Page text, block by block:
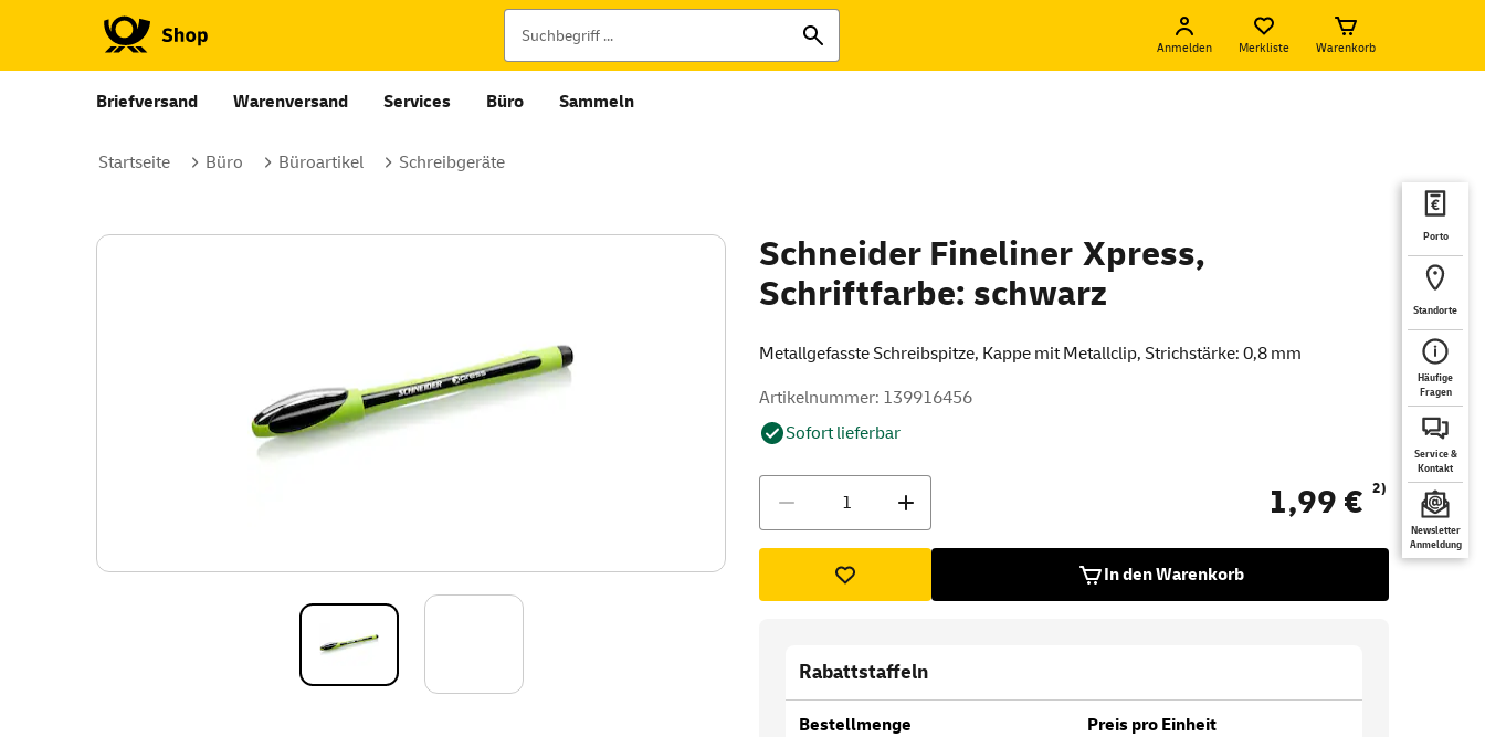
Anmelden Merkliste Warenkorb
Briefversand Warenversand Services Büro Sammeln
Porto
Standorte
Häufige
Fragen
Service &
Kontakt
Newsletter
Anmeldung
Startseite Büro Büroartikel Schreibgeräte
Schneider Fineliner Xpress,
Schriftfarbe: schwarz
Metallgefasste Schreibspitze, Kappe mit Metallclip, Strichstärke: 0,8 mm
Artikelnummer: 139916456
Sofort lieferbar
1,99 € 2)
In den Warenkorb
Rabattstaffeln
Bestellmenge Preis pro Einheit